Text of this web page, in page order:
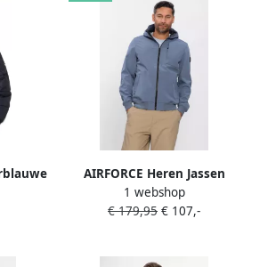
Back
AIRFORCE Heren Jassen
Softshell Jacket Chestpocket
Blauw
1 webshop
€ 179,95 € 107,-